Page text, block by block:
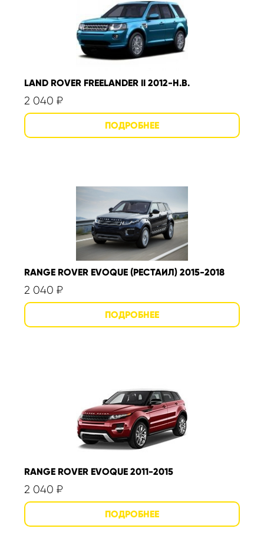
LAND ROVER FREELANDER II 2012-Н.В.
2 040 ₽
RANGE ROVER EVOQUE (РЕСТАИЛ) 2015-2018
2 040 ₽
RANGE ROVER EVOQUE 2011-2015
2 040 ₽